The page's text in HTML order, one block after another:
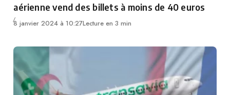
aérienne vend des billets à moins de 40 euros
8 janvier 2024 à 10:27Lecture en 3 min